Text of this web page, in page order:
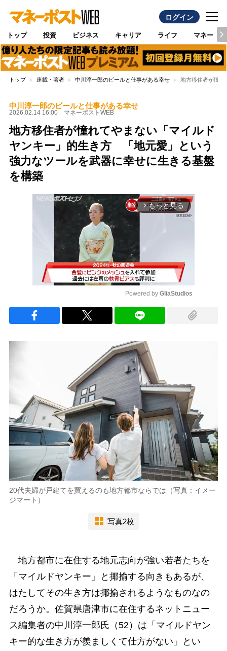
ログイン
トップ 投資 ビジネス キャリア ライフ マネー
トップ 連載・著者 中川淳一郎のビールと仕事がある幸せ 地方移住者が憧
中川淳一郎のビールと仕事がある幸せ
2026.02.14 16:00 マネーポストWEB
地方移住者が憧れてやまない「マイルド
ヤンキー」的生き方 「地元愛」という
強力なツールを武器に幸せに生きる基盤
を構築
arrow_forward_ios もっと見る
Powered by GliaStudios
20代夫婦が戸建てを買えるのも地方都市ならでは（写真：イメー
ジマート）
写真2枚
地方都市に在住する地元志向が強い若者たちを
「マイルドヤンキー」と揶揄する向きもあるが、
はたしてその生き方は揶揄されるようなものなの
だろうか。佐賀県唐津市に在住するネットニュー
ス編集者の中川淳一郎氏（52）は「マイルドヤン
キー的な生き方が羨ましくて仕方がない」とい